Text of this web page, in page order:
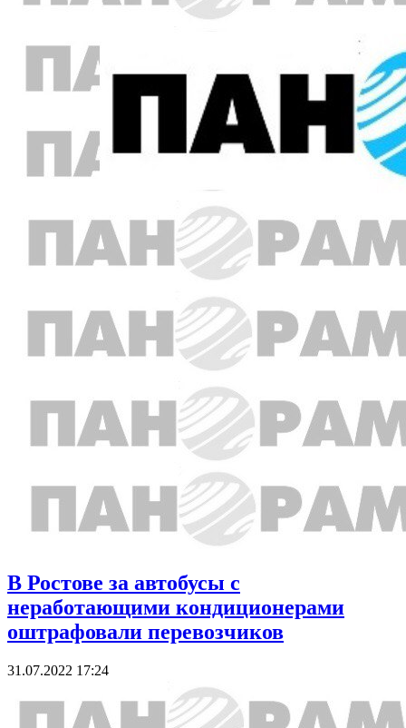
В Ростове за автобусы с
неработающими кондиционерами
оштрафовали перевозчиков
31.07.2022 17:24